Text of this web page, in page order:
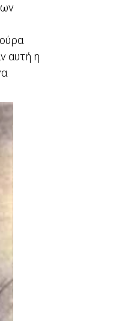
αυτή η